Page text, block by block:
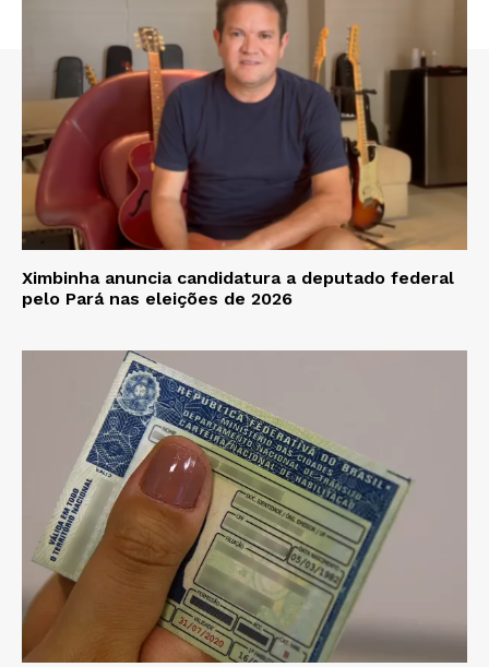
Ximbinha anuncia candidatura a deputado federal
pelo Pará nas eleições de 2026